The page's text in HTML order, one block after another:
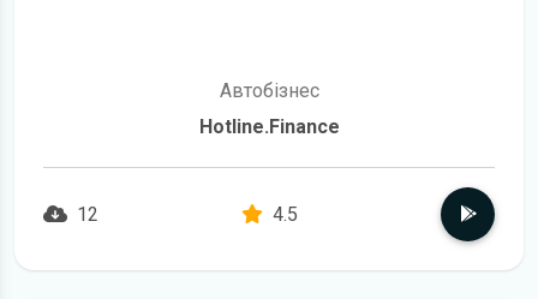
Автобізнес
Hotline.Finance
12
4.5